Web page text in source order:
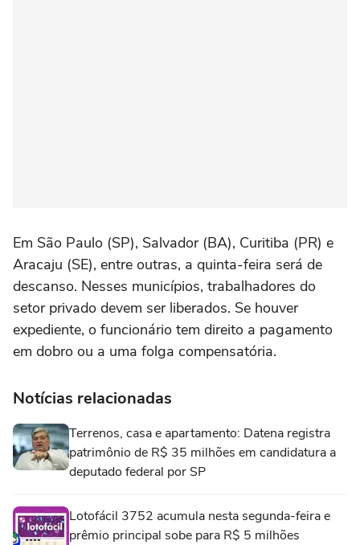
Em São Paulo (SP), Salvador (BA), Curitiba (PR) e
Aracaju (SE), entre outras, a quinta-feira será de
descanso. Nesses municípios, trabalhadores do
setor privado devem ser liberados. Se houver
expediente, o funcionário tem direito a pagamento
em dobro ou a uma folga compensatória.
Notícias relacionadas
Terrenos, casa e apartamento: Datena registra
patrimônio de R$ 35 milhões em candidatura a
deputado federal por SP
Lotofácil 3752 acumula nesta segunda-feira e
prêmio principal sobe para R$ 5 milhões